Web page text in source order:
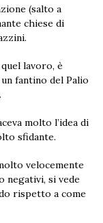
(salto a
chiese di
lavoro, è
fantino del Palio
molto l’idea di
sfidante.
velocemente
negativi, si vede
rispetto a come